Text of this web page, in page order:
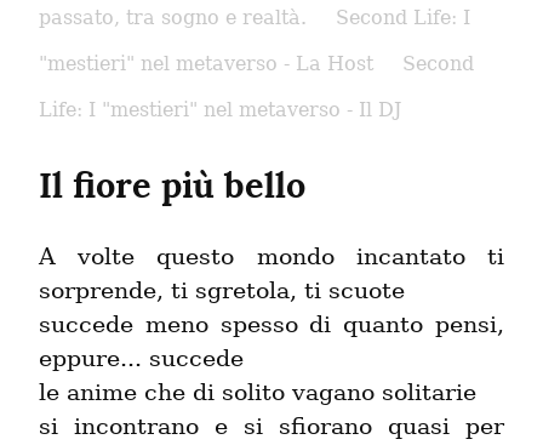
passato, tra sogno e realtà.
Second Life: I
"mestieri" nel metaverso - La Host
Second
Life: I "mestieri" nel metaverso - Il DJ
Il fiore più bello
A volte questo mondo incantato ti
sorprende, ti sgretola, ti scuote
succede meno spesso di quanto pensi,
eppure... succede
le anime che di solito vagano solitarie
si incontrano e si sfiorano quasi per